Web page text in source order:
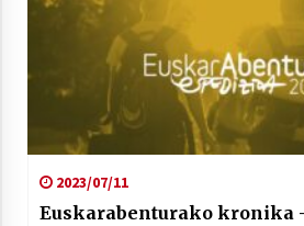
2023/07/11
Euskarabenturako kronika